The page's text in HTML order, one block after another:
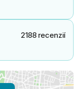
2188 recenzií